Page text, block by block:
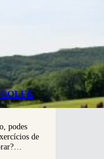
podes
de